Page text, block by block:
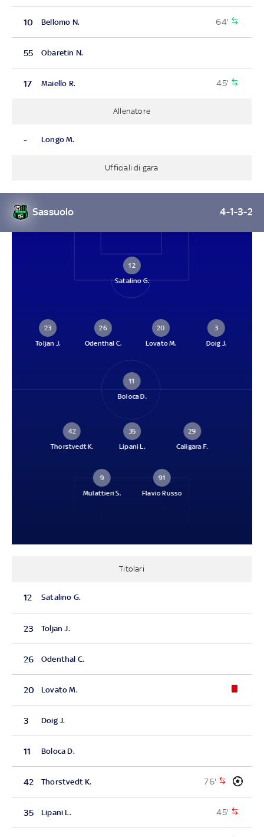
10 Bellomo N. 64'
55 Obaretin N.
17 Maiello R. 45'
Allenatore
- Longo M.
Ufficiali di gara
Sassuolo 4-1-3-2
12
Satalino G.
23
Toljan J.
26
Odenthal C.
20
Lovato M.
3
Doig J.
11
Boloca D.
42
Thorstvedt K.
35
Lipani L.
29
Caligara F.
9
Mulattieri S.
91
Flavio Russo
Titolari
12 Satalino G.
23 Toljan J.
26 Odenthal C.
20 Lovato M.
3 Doig J.
11 Boloca D.
42 Thorstvedt K. 76'
35 Lipani L. 45'